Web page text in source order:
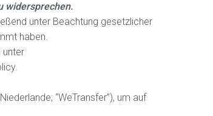
widersprechen.
unter Beachtung gesetzlicher
haben.
unter
“WeTransfer”), um auf